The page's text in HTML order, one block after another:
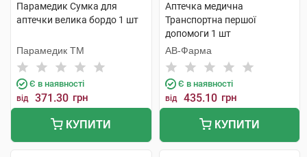
Парамедик Сумка для
аптечки велика бордо 1 шт
Парамедик ТМ
Є в наявності
від 371.30 грн
КУПИТИ
Аптечка медична
Транспортна першої
допомоги 1 шт
АВ-Фарма
Є в наявності
від 435.10 грн
КУПИТИ